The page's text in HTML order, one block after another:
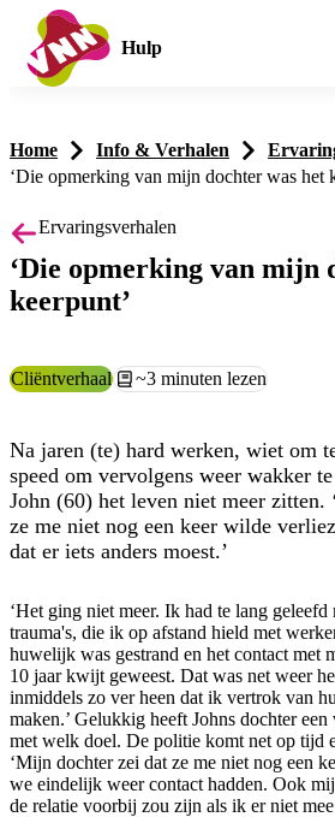
Hulp
Home Info & Verhalen
‘Die opmerking van mijn dochter was het
Ervaringsverhalen
‘Die opmerking van mijn
keerpunt’
Categorie:
CliëntverhaalLeestijd:
~3 minuten lezen
Na jaren (te) hard werken, wiet om
speed om vervolgens weer wakker
John (60) het leven niet meer zitten.
ze me niet nog een keer wilde
dat er iets anders moest.’
‘Het ging niet meer. Ik had te lang
trauma's, die ik op afstand hield met
huwelijk was gestrand en het contact met
10 jaar kwijt geweest. Dat was net weer
inmiddels zo ver heen dat ik vertrok van
maken.’ Gelukkig heeft Johns dochter
met welk doel. De politie komt net op tijd
‘Mijn dochter zei dat ze me niet nog een
we eindelijk weer contact hadden. Ook
de relatie voorbij zou zijn als ik er niet mee